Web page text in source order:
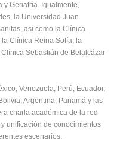
y Geriatría. Igualmente,
la Universidad Juan
así como la Clínica
Clínica Reina Sofía, la
Sebastián de Belalcázar
Venezuela, Perú, Ecuador,
Argentina, Panamá y las
charla académica de la red
unificación de conocimientos
escenarios.